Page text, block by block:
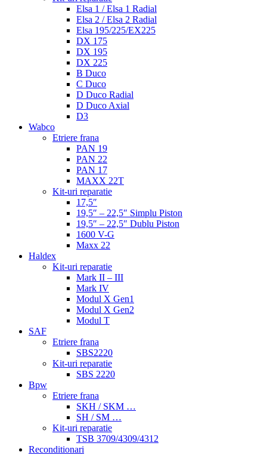
Elsa 1 / Elsa 1 Radial
Elsa 2 / Elsa 2 Radial
Elsa 195/225/EX225
DX 175
DX 195
DX 225
B Duco
C Duco
D Duco Radial
D Duco Axial
D3
Wabco
Etriere frana
PAN 19
PAN 22
PAN 17
MAXX 22T
Kit-uri reparatie
17,5″
19,5″ – 22,5″ Simplu Piston
19,5″ – 22,5″ Dublu Piston
1600 V-G
Maxx 22
Haldex
Kit-uri reparatie
Mark II – III
Mark IV
Modul X Gen1
Modul X Gen2
Modul T
SAF
Etriere frana
SBS2220
Kit-uri reparatie
SBS 2220
Bpw
Etriere frana
SKH / SKM …
SH / SM …
Kit-uri reparatie
TSB 3709/4309/4312
Reconditionari